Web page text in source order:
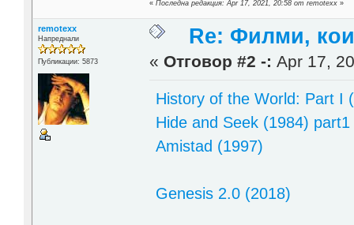
«Последна редакция: Apr 17, 2021, 20:58 от remotexx »
remotexx
Напреднали
Публикации: 5873
Re: Филми,
« Отговор #2 -: Apr 17,
History of the World: Part I
Hide and Seek (1984) part1
Amistad (1997)
Genesis 2.0 (2018)